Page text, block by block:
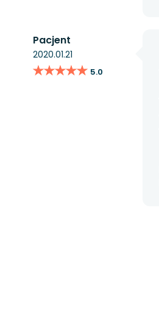
Pacjent
2020.01.21
★★★★★
★★★★★ 5.0